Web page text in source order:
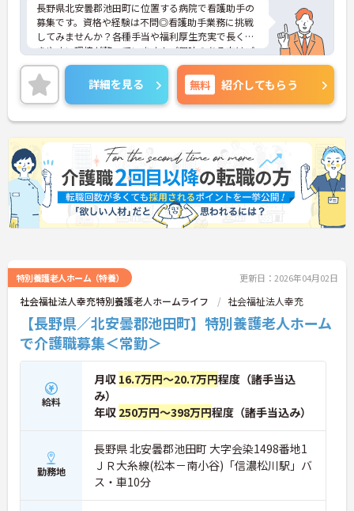
長野県北安曇郡池田町に位置する病院で看護助手の
募集です。資格や経験は不問◎看護助手業務に挑戦
してみませんか？各種手当や福利厚生充実で長く働
きやすい環境が整っています！ご興味のある方はご
面接のポイントお伝えしますのでご気軽にお問い合
わせください。詳細を見る 無料 紹介してもらう
特別養護老人ホーム（特養） 更新日：2026年04月02日
社会福祉法人幸充特別養護老人ホームライフ 社会福祉法人幸充
【長野県／北安曇郡池田町】特別養護老人ホーム
で介護職募集＜常勤＞
給料
月収 16.7万円～20.7万円程度（諸手当込
み）
年収 250万円～398万円程度（諸手当込み）
勤務地
長野県 北安曇郡池田町 大字会染1498番地1
ＪＲ大糸線(松本－南小谷)「信濃松川駅」バ
ス・車10分